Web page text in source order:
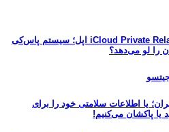
افشای نشت آدرس IP در iCloud Private Relay اپل؛ سیستم پاس‌کی
را لو می‌دهد؟
یا اطلاعات سلامتی خود را برای
پاکشان می‌کنیم!